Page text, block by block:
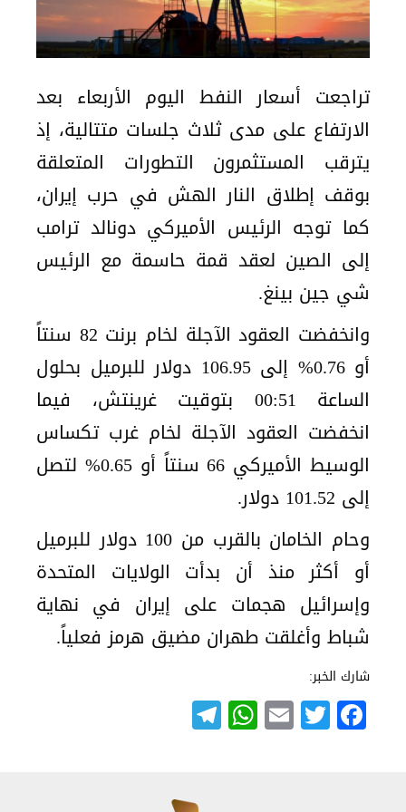
تراجعت أسعار النفط اليوم الأربعاء بعد
الارتفاع على مدى ثلاث جلسات متتالية، إذ
يترقب المستثمرون التطورات المتعلقة
بوقف إطلاق النار الهش في حرب إيران،
كما توجه الرئيس الأميركي دونالد ترامب
إلى الصين لعقد قمة حاسمة مع الرئيس
شي جين بينغ.
وانخفضت العقود الآجلة لخام برنت 82 سنتاً
أو 0.76% إلى 106.95 دولار للبرميل بحلول
الساعة 00:51 بتوقيت غرينتش، فيما
انخفضت العقود الآجلة لخام غرب تكساس
الوسيط الأميركي 66 سنتاً أو 0.65% لتصل
إلى 101.52 دولار.
وحام الخامان بالقرب من 100 دولار للبرميل
أو أكثر منذ أن بدأت الولايات المتحدة
وإسرائيل هجمات على إيران في نهاية
شباط وأغلقت طهران مضيق هرمز فعلياً.
شارك الخبر:
Facebook
Twitter
Email
WhatsApp